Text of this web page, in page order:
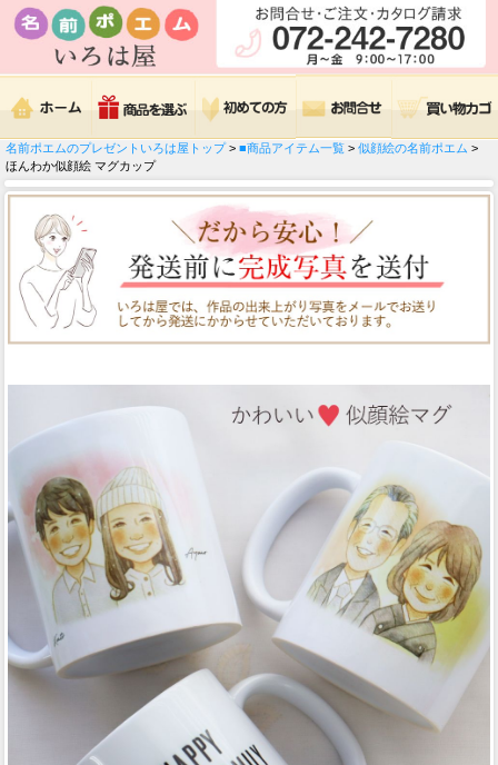
名前ポエムのプレゼントいろは屋トップ> ■商品アイテム一覧 > 似顔絵の名前ポエム >
ほんわか似顔絵 マグカップ